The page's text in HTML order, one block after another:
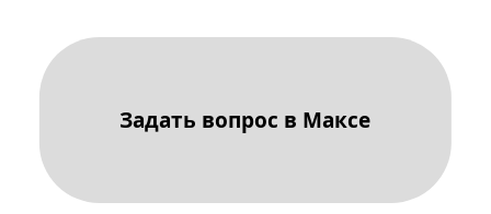
Задать вопрос в Максе